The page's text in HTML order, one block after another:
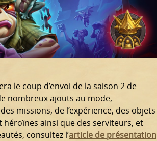
le coup d’envoi de la saison 2 de
nombreux ajouts au mode,
missions, de l’expérience, des objets
ainsi que des serviteurs, et
consultez l’article de présentation